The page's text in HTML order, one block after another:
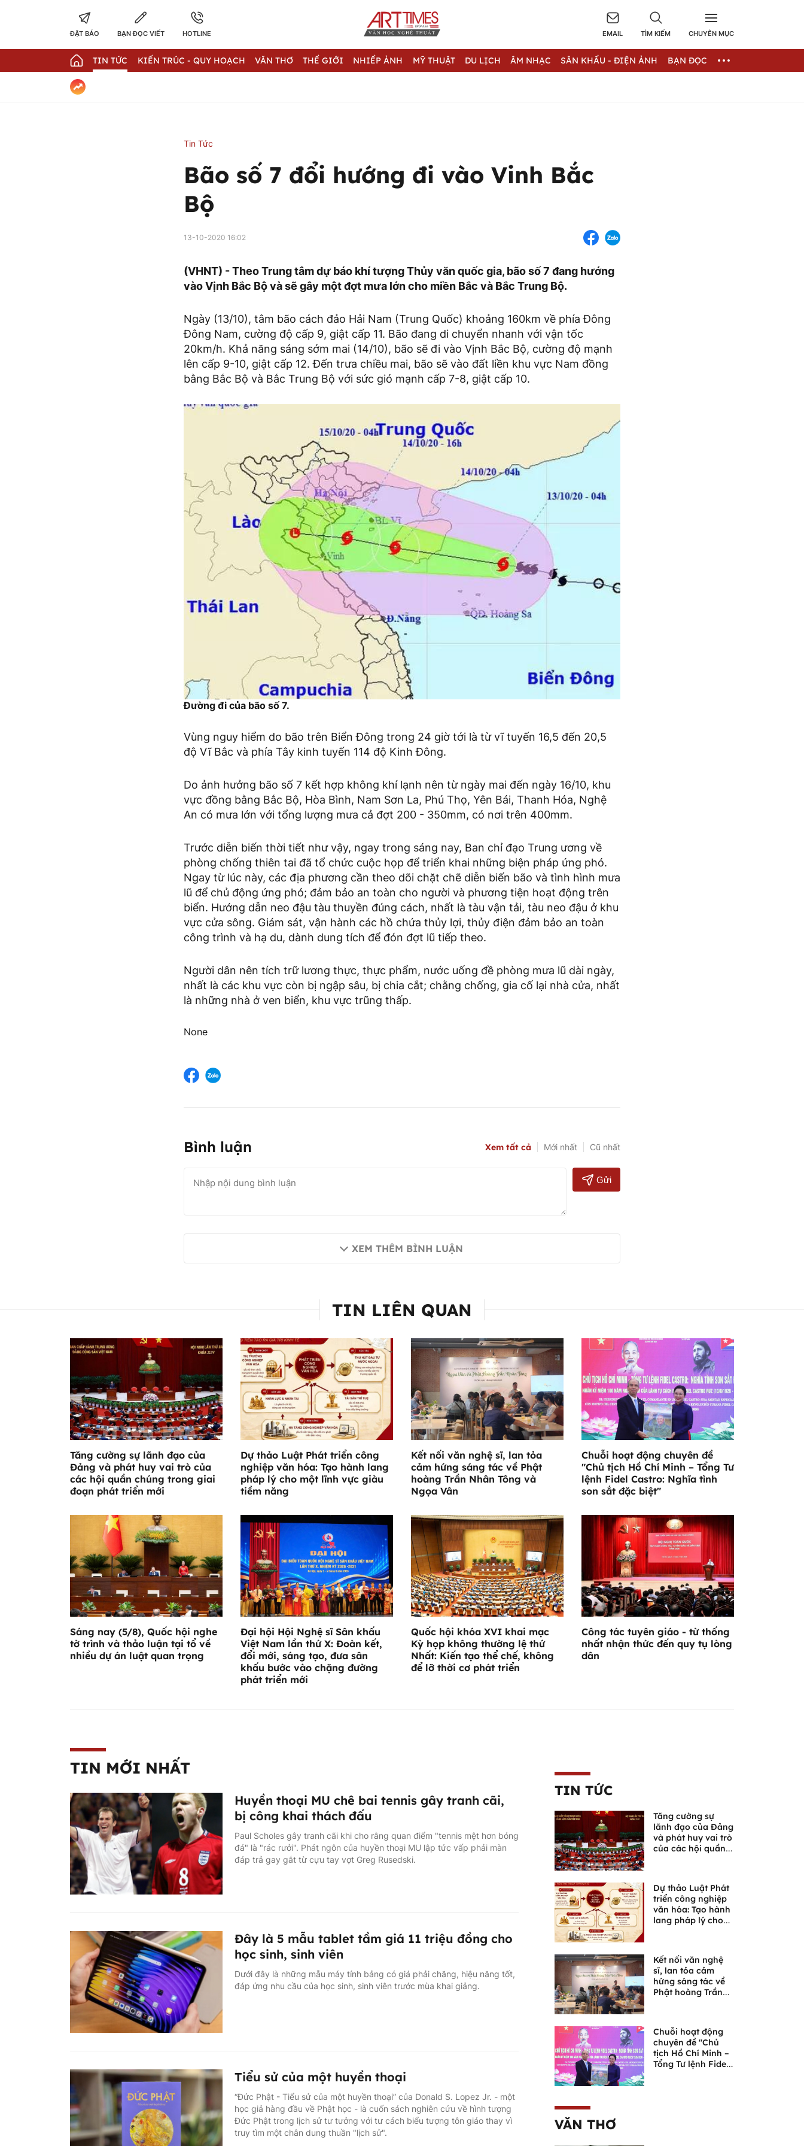
ĐẶT BÁO BẠN ĐỌC VIẾT HOTLINE EMAIL TÌM KIẾM CHUYÊN MỤC
TIN TỨC KIẾN TRÚC - QUY HOẠCH VĂN THƠ THẾ GIỚI NHIẾP ẢNH MỸ THUẬT DU LỊCH ÂM NHẠC SÂN KHẤU - ĐIỆN ẢNH BẠN ĐỌC
Tin Tức
Bão số 7 đổi hướng đi vào Vinh Bắc
Bộ
13-10-2020 16:02
(VHNT) - Theo Trung tâm dự báo khí tượng Thủy văn quốc gia, bão số 7 đang hướng
vào Vịnh Bắc Bộ và sẽ gây một đợt mưa lớn cho miền Bắc và Bắc Trung Bộ.
Ngày (13/10), tâm bão cách đảo Hải Nam (Trung Quốc) khoảng 160km về phía Đông
Đông Nam, cường độ cấp 9, giật cấp 11. Bão đang di chuyển nhanh với vận tốc
20km/h. Khả năng sáng sớm mai (14/10), bão sẽ đi vào Vịnh Bắc Bộ, cường độ mạnh
lên cấp 9-10, giật cấp 12. Đến trưa chiều mai, bão sẽ vào đất liền khu vực Nam đồng
bằng Bắc Bộ và Bắc Trung Bộ với sức gió mạnh cấp 7-8, giật cấp 10.
Đường đi của bão số 7.
Vùng nguy hiểm do bão trên Biển Đông trong 24 giờ tới là từ vĩ tuyến 16,5 đến 20,5
độ Vĩ Bắc và phía Tây kinh tuyến 114 độ Kinh Đông.
Do ảnh hưởng bão số 7 kết hợp không khí lạnh nên từ ngày mai đến ngày 16/10, khu
vực đồng bằng Bắc Bộ, Hòa Bình, Nam Sơn La, Phú Thọ, Yên Bái, Thanh Hóa, Nghệ
An có mưa lớn với tổng lượng mưa cả đợt 200 - 350mm, có nơi trên 400mm.
Trước diễn biến thời tiết như vậy, ngay trong sáng nay, Ban chỉ đạo Trung ương về
phòng chống thiên tai đã tổ chức cuộc họp để triển khai những biện pháp ứng phó.
Ngay từ lúc này, các địa phương cần theo dõi chặt chẽ diễn biến bão và tình hình mưa
lũ để chủ động ứng phó; đảm bảo an toàn cho người và phương tiện hoạt động trên
biển. Hướng dẫn neo đậu tàu thuyền đúng cách, nhất là tàu vận tải, tàu neo đậu ở khu
vực cửa sông. Giám sát, vận hành các hồ chứa thủy lợi, thủy điện đảm bảo an toàn
công trình và hạ du, dành dung tích để đón đợt lũ tiếp theo.
Người dân nên tích trữ lương thực, thực phẩm, nước uống đề phòng mưa lũ dài ngày,
nhất là các khu vực còn bị ngập sâu, bị chia cắt; chằng chống, gia cố lại nhà cửa, nhất
là những nhà ở ven biển, khu vực trũng thấp.
None
Bình luận Xem tất cả Mới nhất Cũ nhất
Gửi
XEM THÊM BÌNH LUẬN
TIN LIÊN QUAN
Tăng cường sự lãnh đạo của
Đảng và phát huy vai trò của
các hội quần chúng trong giai
đoạn phát triển mới
Dự thảo Luật Phát triển công
nghiệp văn hóa: Tạo hành lang
pháp lý cho một lĩnh vực giàu
tiềm năng
Kết nối văn nghệ sĩ, lan tỏa
cảm hứng sáng tác về Phật
hoàng Trần Nhân Tông và
Ngọa Vân
Chuỗi hoạt động chuyên đề
"Chủ tịch Hồ Chí Minh – Tổng Tư
lệnh Fidel Castro: Nghĩa tình
son sắt đặc biệt"
Sáng nay (5/8), Quốc hội nghe
tờ trình và thảo luận tại tổ về
nhiều dự án luật quan trọng
Đại hội Hội Nghệ sĩ Sân khấu
Việt Nam lần thứ X: Đoàn kết,
đổi mới, sáng tạo, đưa sân
khấu bước vào chặng đường
phát triển mới
Quốc hội khóa XVI khai mạc
Kỳ họp không thường lệ thứ
Nhất: Kiến tạo thể chế, không
để lỡ thời cơ phát triển
Công tác tuyên giáo - từ thống
nhất nhận thức đến quy tụ lòng
dân
TIN MỚI NHẤT
Huyền thoại MU chê bai tennis gây tranh cãi,
bị công khai thách đấu
Paul Scholes gây tranh cãi khi cho rằng quan điểm "tennis mệt hơn bóng
đá" là "rác rưởi". Phát ngôn của huyền thoại MU lập tức vấp phải màn
đáp trả gay gắt từ cựu tay vợt Greg Rusedski.
Đây là 5 mẫu tablet tầm giá 11 triệu đồng cho
học sinh, sinh viên
Dưới đây là những mẫu máy tính bảng có giá phải chăng, hiệu năng tốt,
đáp ứng nhu cầu của học sinh, sinh viên trước mùa khai giảng.
Tiểu sử của một huyền thoại
“Đức Phật - Tiểu sử của một huyền thoại” của Donald S. Lopez Jr. - một
học giả hàng đầu về Phật học - là cuốn sách nghiên cứu về hình tượng
Đức Phật trong lịch sử tư tưởng với tư cách biểu tượng tôn giáo thay vì
truy tìm một chân dung thuần "lịch sử".
TIN TỨC
Tăng cường sự
lãnh đạo của Đảng
và phát huy vai trò
của các hội quần
Dự thảo Luật Phát
triển công nghiệp
văn hóa: Tạo hành
lang pháp lý cho
Kết nối văn nghệ
sĩ, lan tỏa cảm
hứng sáng tác về
Phật hoàng Trần
Chuỗi hoạt động
chuyên đề "Chủ
tịch Hồ Chí Minh –
Tổng Tư lệnh Fidel
VĂN THƠ